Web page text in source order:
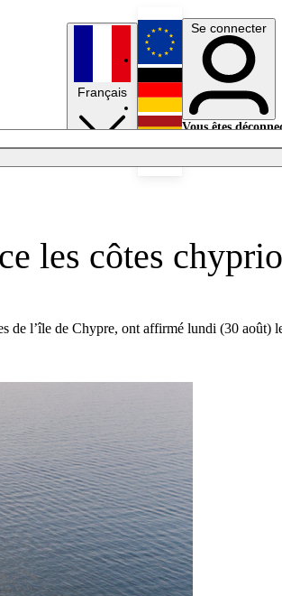
Français
English
Deutsch
Se connecter
Vous êtes
les côtes
de l’île de Chypre, ont affirmé lundi (30 août)